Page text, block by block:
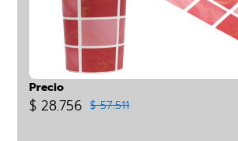
Precio
$ 28.756 $ 57.511